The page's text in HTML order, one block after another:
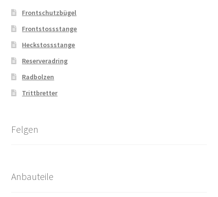
Frontschutzbügel
Frontstossstange
Heckstossstange
Reserveradring
Radbolzen
Trittbretter
Felgen
Anbauteile